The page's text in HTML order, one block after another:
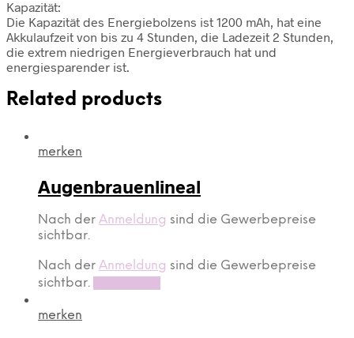
Kapazität:
Die Kapazität des Energiebolzens ist 1200 mAh, hat eine
Akkulaufzeit von bis zu 4 Stunden, die Ladezeit 2 Stunden,
die extrem niedrigen Energieverbrauch hat und
energiesparender ist.
Related products
merken
Augenbrauenlineal
Nach der Anmeldung sind die Gewerbepreise
sichtbar.
Nach der Anmeldung sind die Gewerbepreise
sichtbar.
merken